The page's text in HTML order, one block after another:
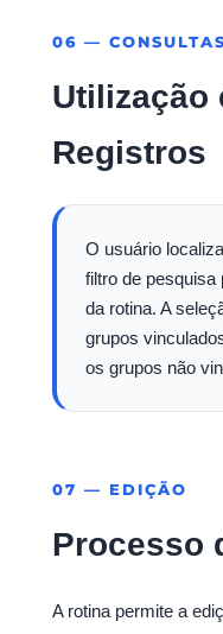
06 — CONSULTAS
Utilização
Registros
O usuário
filtro de pesquisa
da rotina. A
grupos
os grupos não
07 — EDIÇÃO
Processo
A rotina permite a